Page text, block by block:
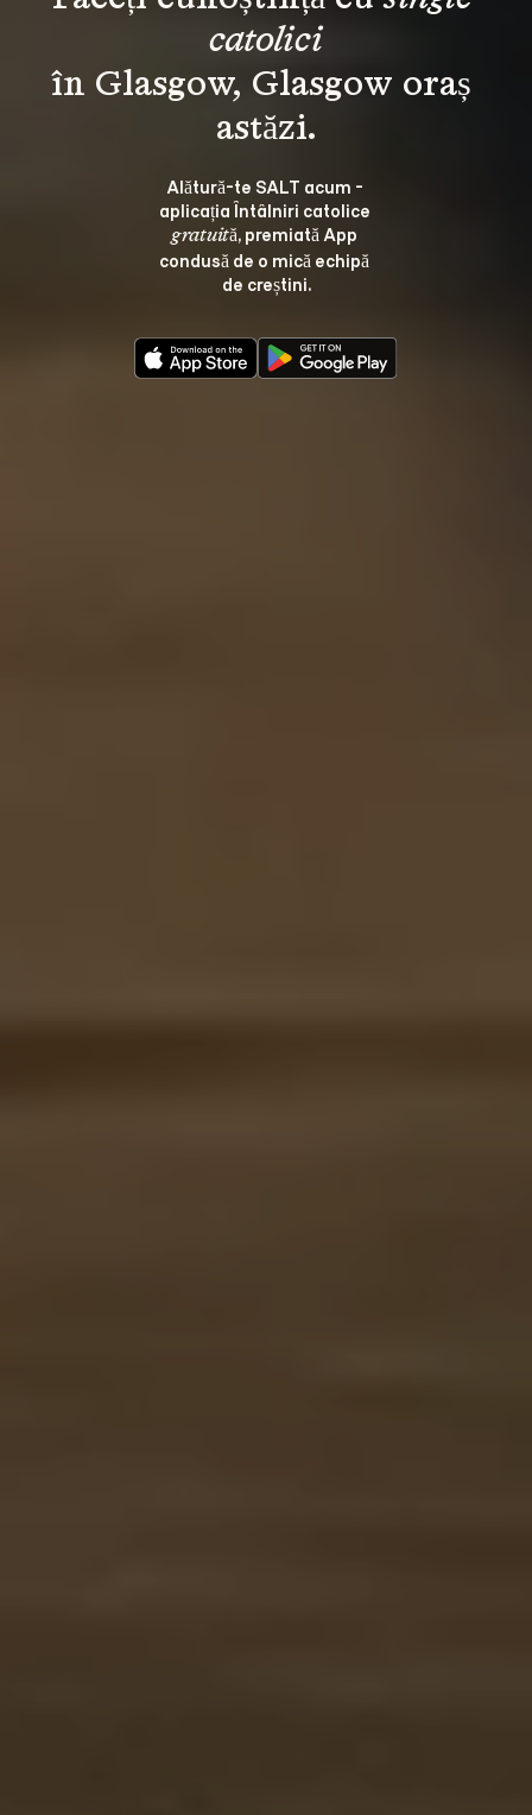
catolici
în Glasgow, Glasgow oraș
Alătură-te SALT acum -
aplicația Întâlniri catolice
gratuită, premiată App
condusă de o mică echipă
de creștini.